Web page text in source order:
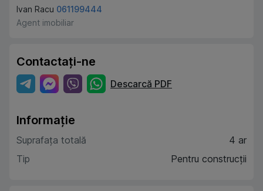
Ivan Racu 061199444
Agent imobiliar
Contactați-ne
Descarcă PDF
Informație
Suprafața totală
4 ar
Tip
Pentru construcții